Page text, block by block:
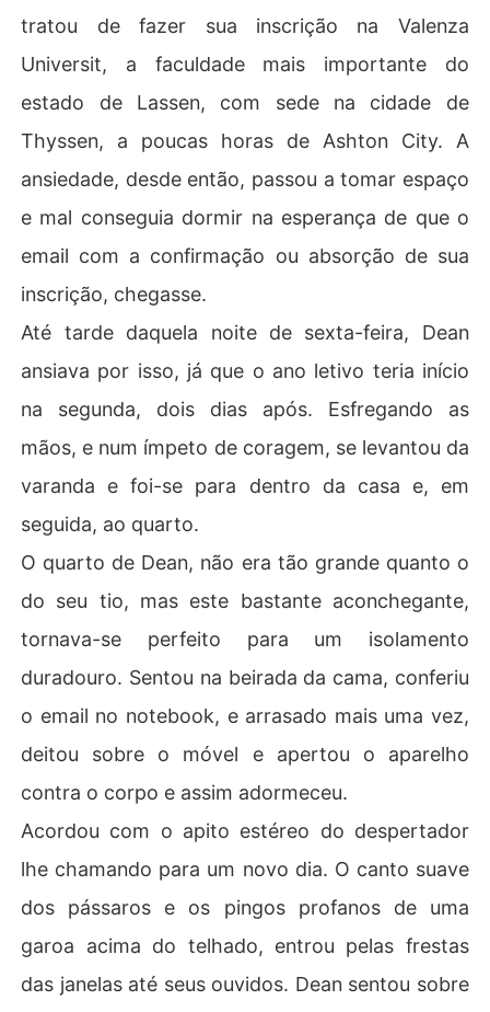
tratou de fazer sua inscrição na Valenza
Universit, a faculdade mais importante do
estado de Lassen, com sede na cidade de
Thyssen, a poucas horas de Ashton City. A
ansiedade, desde então, passou a tomar espaço
e mal conseguia dormir na esperança de que o
email com a confirmação ou absorção de sua
inscrição, chegasse.
Até tarde daquela noite de sexta-feira, Dean
ansiava por isso, já que o ano letivo teria início
na segunda, dois dias após. Esfregando as
mãos, e num ímpeto de coragem, se levantou da
varanda e foi-se para dentro da casa e, em
seguida, ao quarto.
O quarto de Dean, não era tão grande quanto o
do seu tio, mas este bastante aconchegante,
tornava-se perfeito para um isolamento
duradouro. Sentou na beirada da cama, conferiu
o email no notebook, e arrasado mais uma vez,
deitou sobre o móvel e apertou o aparelho
contra o corpo e assim adormeceu.
Acordou com o apito estéreo do despertador
lhe chamando para um novo dia. O canto suave
dos pássaros e os pingos profanos de uma
garoa acima do telhado, entrou pelas frestas
das janelas até seus ouvidos. Dean sentou sobre